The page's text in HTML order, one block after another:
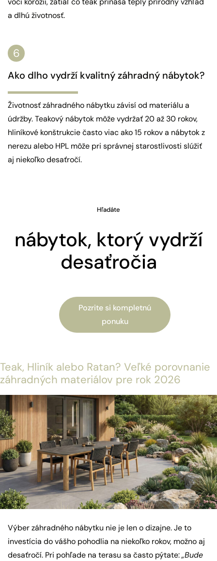
a dlhú životnosť.
Ako dlho vydrží kvalitný záhradný nábytok?
Životnosť záhradného nábytku závisí od materiálu a
údržby. Teakový nábytok môže vydržať 20 až 30 rokov,
hliníkové konštrukcie často viac ako 15 rokov a nábytok z
nerezu alebo HPL môže pri správnej starostlivosti slúžiť
aj niekoľko desaťročí.
Hľadáte
nábytok, ktorý vydrží
desaťročia
Pozrite si kompletnú
ponuku
Teak, Hliník alebo Ratan? Veľké porovnanie
záhradných materiálov pre rok 2026
Výber záhradného nábytku nie je len o dizajne. Je to
investícia do vášho pohodlia na niekoľko rokov, možno aj
desaťročí. Pri pohľade na terasu sa často pýtate:„Bude